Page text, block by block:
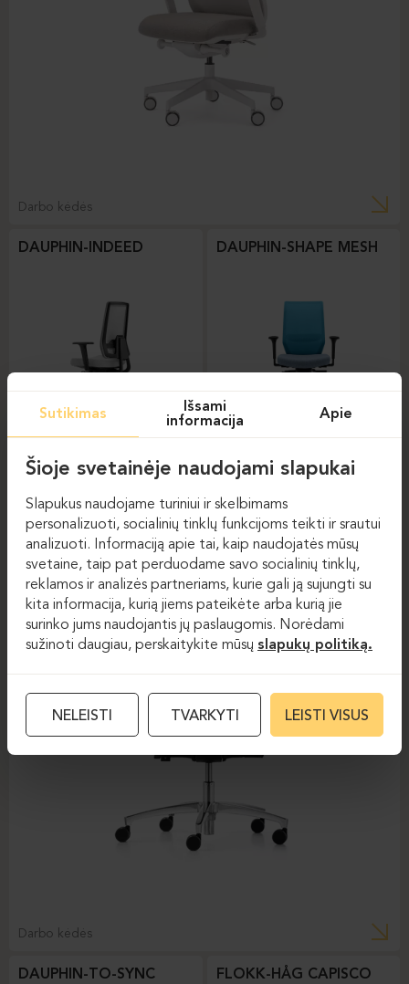
Darbo kėdės
DAUPHIN-INDEED
Darbo kėdės
DAUPHIN-SHAPE MESH
Darbo kėdės
DAUPHIN-STILO
Darbo kėdės
DAUPHIN-TO-SYNC
FLOKK-HÅG CAPISCO
Sutikimas
Išsami
informacija
Apie
Šioje svetainėje naudojami slapukai
Slapukus naudojame turiniui ir skelbimams
personalizuoti, socialinių tinklų funkcijoms teikti ir srautui
analizuoti. Informaciją apie tai, kaip naudojatės mūsų
svetaine, taip pat perduodame savo socialinių tinklų,
reklamos ir analizės partneriams, kurie gali ją sujungti su
kita informacija, kurią jiems pateikėte arba kurią jie
surinko jums naudojantis jų paslaugomis. Norėdami
sužinoti daugiau, perskaitykite mūsų slapukų politiką.
NELEISTI TVARKYTI LEISTI VISUS